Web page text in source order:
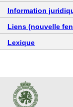
Information
Liens (nouvelle
Lexique